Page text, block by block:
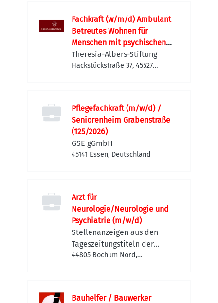
Fachkraft (w/m/d) Ambulant
Betreutes Wohnen für
Menschen mit psychischen
und/oder
Abhängigkeitserkrankungen
Theresia-Albers-Stiftung
Hackstückstraße 37, 45527
Pflegefachkraft (m/w/d) /
Seniorenheim Grabenstraße
(125/2026)
GSE gGmbH
45141 Essen, Deutschland
Arzt für
Neurologie/Neurologie und
Psychiatrie (m/w/d)
Stellenanzeigen aus den
Tageszeitungstiteln der
FUNKE MEDIEN NRW
44805 Bochum Nord,
Bauhelfer / Bauwerker